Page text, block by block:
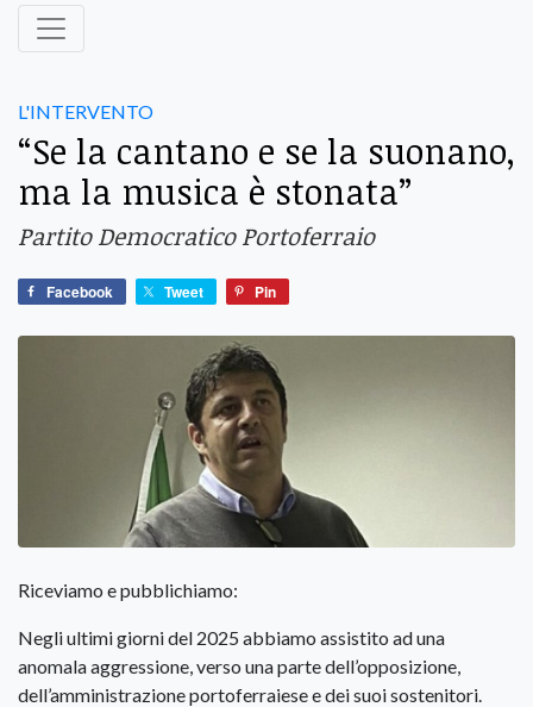
L'INTERVENTO
“Se la cantano e se la suonano,
ma la musica è stonata”
Partito Democratico Portoferraio
Facebook Tweet Pin
Riceviamo e pubblichiamo:
Negli ultimi giorni del 2025 abbiamo assistito ad una
anomala aggressione, verso una parte dell’opposizione,
dell’amministrazione portoferraiese e dei suoi sostenitori.